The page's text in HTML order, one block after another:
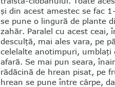
şi din acest amestec se fac
se pune o lingură de plante
zahăr. Paralel cu acest ceai,
desculţă, mai ales vara, pe
celelalte ano­timpuri, umblaţi
afară. Se mai pun seara,
rădăcină de hrean pisat, pe
hrean se pune între cârpe,